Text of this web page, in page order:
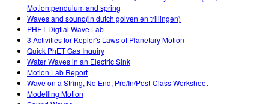
Motion:pendulum and spring
Waves and sound(in dutch golven en trillingen)
PHET Digtial Wave Lab
3 Activities for Kepler's Laws of Planetary Motion
Quick PhET Gas Inquiry
Water Waves in an Electric Sink
Motion Lab Report
Wave on a String, No End, Pre/In/Post-Class Worksheet
Modelling Motion